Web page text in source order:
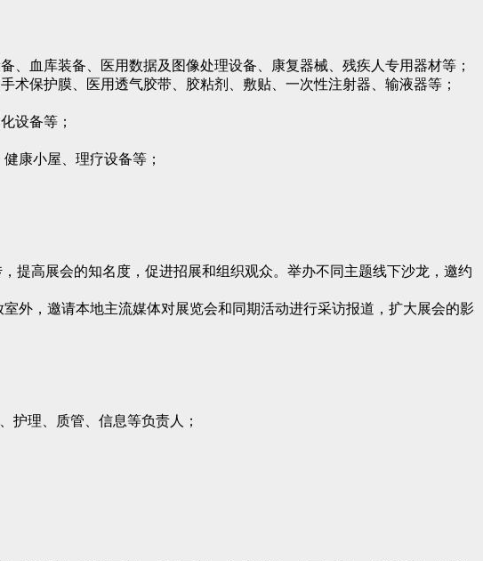
血库装备、医用数据及图像处理设备、康复器械、残疾人专用器材等；
保护膜、医用透气胶带、胶粘剂、敷贴、一次性注射器、输液器等；
设备等；
康小屋、理疗设备等；
提高展会的知名度，促进招展和组织观众。举办不同主题线下沙龙，邀约
外，邀请本地主流媒体对展览会和同期活动进行采访报道，扩大展会的影
护理、质管、信息等负责人；